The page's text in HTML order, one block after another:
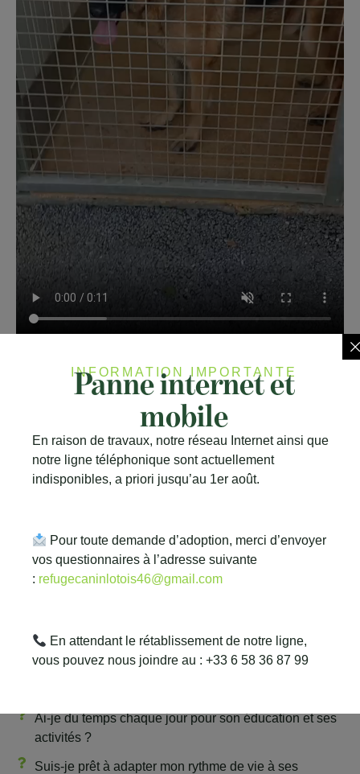
UN MESSAGE
C’est une vie, une responsabilité, un engagement sur 10
à 15 ans.
Ai-je du temps chaque jour pour son éducation et ses
activités ?
Suis-je prêt à adapter mon rythme de vie à ses
INFORMATION IMPORTANTE
Panne internet et
mobile
En raison de travaux, notre réseau Internet ainsi que
notre ligne téléphonique sont actuellement
indisponibles, a priori jusqu’au 1er août.
Pour toute demande d’adoption, merci d’envoyer
vos questionnaires à l’adresse suivante
: refugecaninlotois46@gmail.com
En attendant le rétablissement de notre ligne,
vous pouvez nous joindre au : +33 6 58 36 87 99